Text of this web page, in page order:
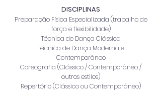
DISCIPLINAS
Preparação Física Especializada (trabalho de
força e flexibilidade)
Técnica de Dança Clássica
Técnica de Dança Moderna e
Contemporâneo
Coreografia (Clássico / Contemporâneo /
outros estilos)
Repertório (Clássico ou Contemporâneo)